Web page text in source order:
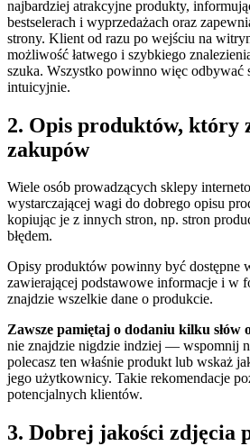
najbardziej atrakcyjne produkty,
bestselerach i wyprzedażach oraz
strony. Klient od razu po wejściu na
możliwość łatwego i szybkiego
szuka. Wszystko powinno więc odbywać
intuicyjnie.
2. Opis produktów, który
zakupów
Wiele osób prowadzących sklepy
wystarczającej wagi do dobrego opisu
kopiując je z innych stron, np. stron
błędem.
Opisy produktów powinny być dostępne
zawierającej podstawowe informacje i w
znajdzie wszelkie dane o produkcie.
Zawsze pamiętaj o dodaniu kilku słów
nie znajdzie nigdzie indziej — wspomnij
polecasz ten właśnie produkt lub wskaż
jego użytkownicy. Takie rekomendacje
potencjalnych klientów.
3. Dobrej jakości zdjęcia